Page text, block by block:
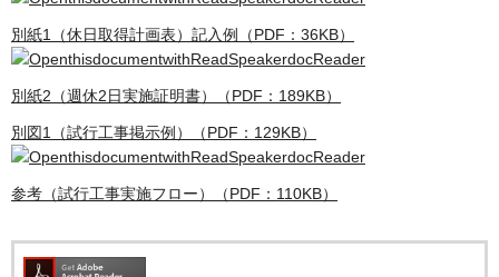
別紙1（休日取得計画表）記入例（PDF：36KB）
別紙2（週休2日実施証明書）（PDF：189KB）
別図1（試行工事掲示例）（PDF：129KB）
参考（試行工事実施フロー）（PDF：110KB）